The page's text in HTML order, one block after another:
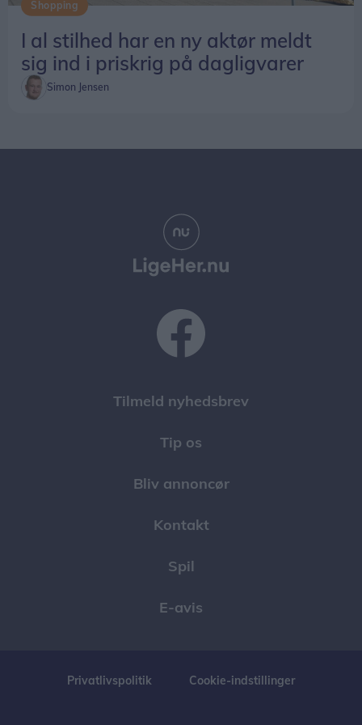
Shopping
I al stilhed har en ny aktør meldt
sig ind i priskrig på dagligvarer
Simon Jensen
Tilmeld nyhedsbrev
Tip os
Bliv annoncør
Kontakt
Spil
E-avis
Privatlivspolitik Cookie-indstillinger